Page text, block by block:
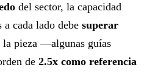
del sector, la capacidad
a cada lado debe superar
la pieza —algunas guías
de 2.5x como referencia